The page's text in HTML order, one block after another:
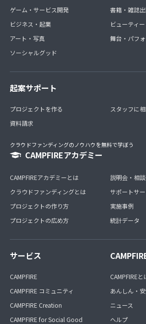
ゲーム・サービス開発
ビジネス・起業
アート・写真
ソーシャルグッド
書籍・雑誌
ビューティ
舞台・パフ
起案サポート
プロジェクトを作る
資料請求
スタッフに
クラウドファンディングのノウハウを無料で学ぼう
CAMPFIREアカデミー
CAMPFIREアカデミーとは
クラウドファンディングとは
プロジェクトの作り方
プロジェクトの広め方
説明会・相
サポートサ
実施事例
統計データ
サービス
CAMPFIRE
CAMPFIRE コミュニティ
CAMPFIRE Creation
CAMPFIRE for Social Good
CAMPFIREと
あんしん・
ニュース
ヘルプ